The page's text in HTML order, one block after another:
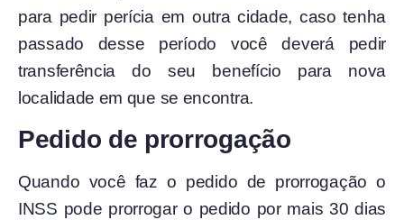
para pedir perícia em outra cidade, caso tenha
passado desse período você deverá
pedir
transferência do seu benefício para nova
localidade em que se encontra.
Pedido de prorrogação
Quando você faz o pedido de prorrogação o
INSS pode prorrogar o pedido por mais 30 dias